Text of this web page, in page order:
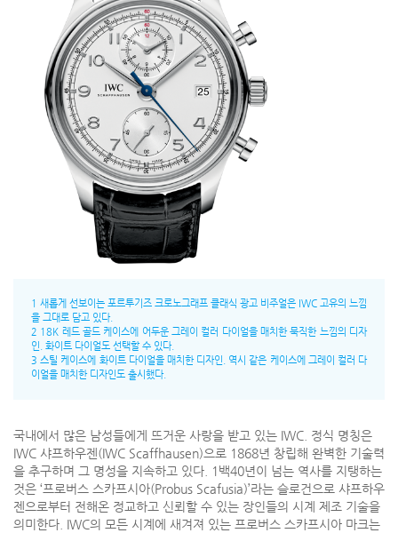
1 새롭게 선보이는 포르투기즈 크로노그래프 클래식 광고 비주얼은 IWC 고유의 느낌
을 그대로 담고 있다.
2 18K 레드 골드 케이스에 어두운 그레이 컬러 다이얼을 매치한 묵직한 느낌의 디자
인. 화이트 다이얼도 선택할 수 있다.
3 스틸 케이스에 화이트 다이얼을 매치한 디자인. 역시 같은 케이스에 그레이 컬러 다
이얼을 매치한 디자인도 출시했다.
국내에서 많은 남성들에게 뜨거운 사랑을 받고 있는 IWC. 정식 명칭은
IWC 샤프하우젠(IWC Scaffhausen)으로 1868년 창립해 완벽한 기술력
을 추구하며 그 명성을 지속하고 있다. 1백40년이 넘는 역사를 지탱하는
것은 ‘프로버스 스카프시아(Probus Scafusia)’라는 슬로건으로 샤프하우
젠으로부터 전해온 정교하고 신뢰할 수 있는 장인들의 시계 제조 기술을
의미한다. IWC의 모든 시계에 새겨져 있는 프로버스 스카프시아 마크는